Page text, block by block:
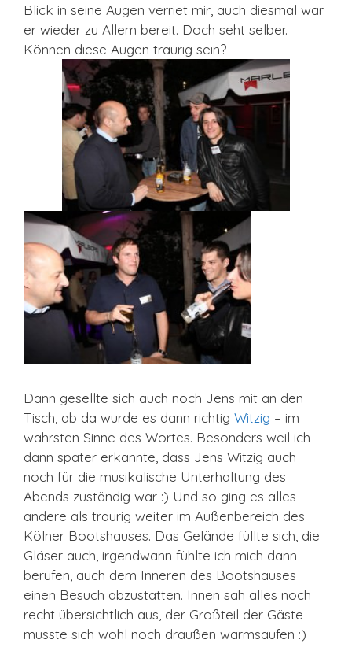
Blick in seine Augen verriet mir, auch diesmal war
er wieder zu Allem bereit. Doch seht selber.
Können diese Augen traurig sein?
Dann gesellte sich auch noch Jens mit an den
Tisch, ab da wurde es dann richtig Witzig – im
wahrsten Sinne des Wortes. Besonders weil ich
dann später erkannte, dass Jens Witzig auch
noch für die musikalische Unterhaltung des
Abends zuständig war :) Und so ging es alles
andere als traurig weiter im Außenbereich des
Kölner Bootshauses. Das Gelände füllte sich, die
Gläser auch, irgendwann fühlte ich mich dann
berufen, auch dem Inneren des Bootshauses
einen Besuch abzustatten. Innen sah alles noch
recht übersichtlich aus, der Großteil der Gäste
musste sich wohl noch draußen warmsaufen :)